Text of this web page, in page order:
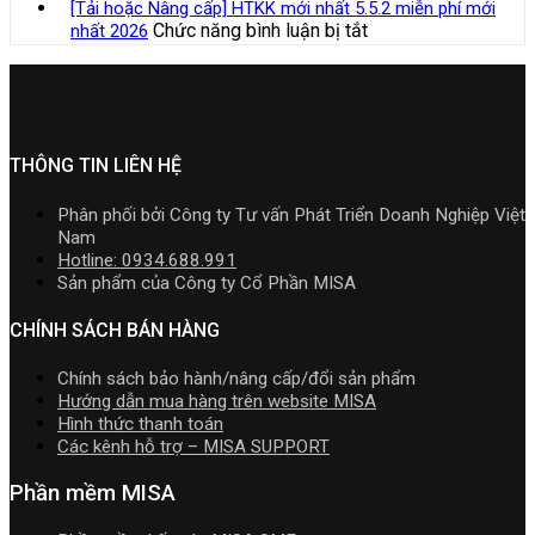
Download
đặt
hộ
kinh
mới
Download
xây
cần
Kế
toán
MISA
nghiệp
nhất
mới
2026
Cài
mềm
R2
cập
[Tải hoặc Nâng cấp] HTKK mới nhất 5.5.2 miễn phí mới
nhất 2026 Chức năng bình luận bị tắtở
5.5.2
THÔNG TIN LIÊN HỆ
Phân phối bởi Công ty Tư vấn Phát Triển Doanh Nghiệp Việt
Nam
Hotline: 0934.688.991
Sản phẩm của Công ty Cổ Phần MISA
CHÍNH SÁCH BÁN HÀNG
Chính sách bảo hành/nâng cấp/đổi sản phẩm
Hướng dẫn mua hàng trên website MISA
Hình thức thanh toán
Các kênh hỗ trợ – MISA SUPPORT
Phần mềm MISA